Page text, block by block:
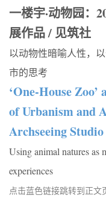
一楼宇·动物园：
展作品 / 见筑社
以动物性暗喻人性，
市的思考
‘One-House
of Urbanism and
Archseeing Studio
Using animal natures as
experiences
点击蓝色链接跳转到正文